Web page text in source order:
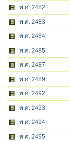
พ.ศ. 2482
พ.ศ. 2483
พ.ศ. 2484
พ.ศ. 2485
พ.ศ. 2487
พ.ศ. 2489
พ.ศ. 2492
พ.ศ. 2493
พ.ศ. 2494
พ.ศ. 2495